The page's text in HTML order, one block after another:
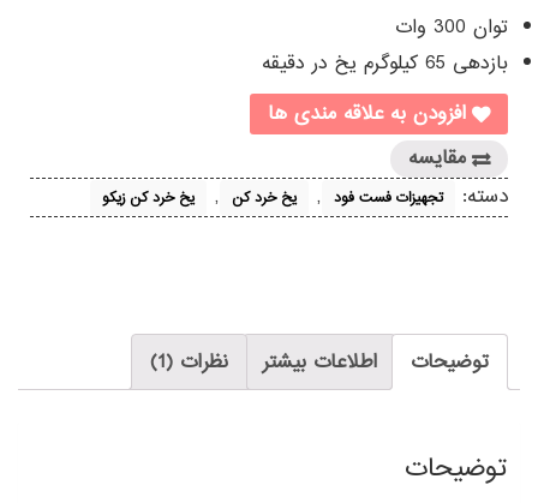
توان 300 وات
بازدهی 65 کیلوگرم یخ در دقیقه
افزودن به علاقه مندی ها
مقایسه
دسته:
تجهیزات فست فود , یخ خرد کن , یخ خرد کن زیکو
توضیحات اطلاعات بیشتر نظرات (1)
توضیحات